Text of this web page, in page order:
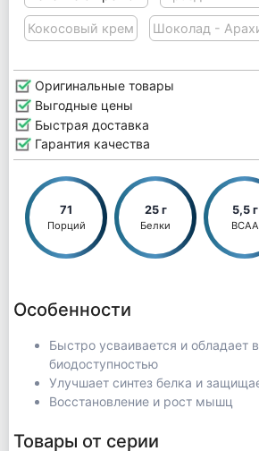
Кокосовый крем Шоколад -
Оригинальные товары
Выгодные цены
Быстрая доставка
Гарантия качества
71
Порций
25 г
Белки
5,5 г
BCAA
Особенности
Быстро усваивается и обладает
биодоступностью
Улучшает синтез белка и
Восстановление и рост мышц
Товары от серии